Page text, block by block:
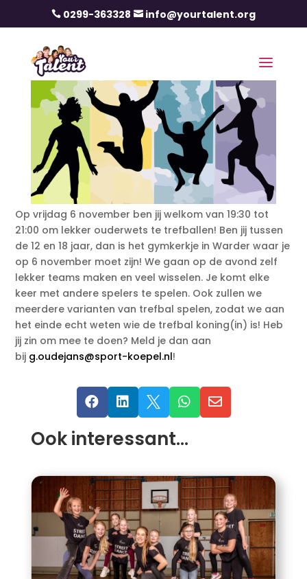
 0299-363328  info@yourtalent.org
Op vrijdag 6 november ben jij welkom van 19:30 tot
21:00 om lekker ouderwets te trefballen! Ben jij tussen
de 12 en 18 jaar, dan is het gymkerkje in Warder waar je
op 6 november moet zijn! We gaan op de avond zelf
lekker teams maken en veel wisselen. Je komt elke
keer met andere spelers te spelen. Ook zullen we
meerdere varianten van trefbal spelen, zodat we aan
het einde echt weten wie de trefbal koning(in) is! Heb
jij zin om mee te doen? Meld je dan aan
bij g.oudejans@sport-koepel.nl!
    
Ook interessant…